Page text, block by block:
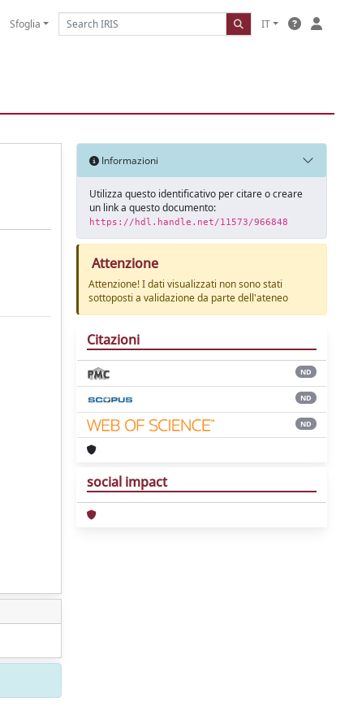
Sfoglia IT
Informazioni
Utilizza questo identificativo per citare o creare
un link a questo documento:
https://hdl.handle.net/11573/966848
Attenzione
Attenzione! I dati visualizzati non sono stati
sottoposti a validazione da parte dell'ateneo
Citazioni
ND
ND
ND
social impact